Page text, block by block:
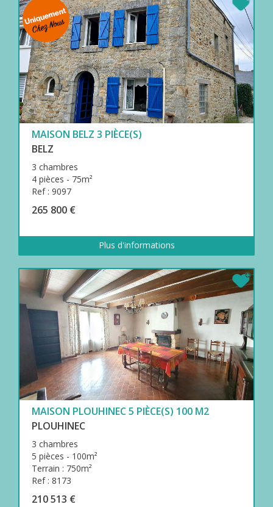
MAISON BELZ 3 PIÈCE(S)
BELZ
3 chambres
4 pièces - 75m²
Ref : 9097
265 800 €
Plus d'informations
MAISON PLOUHINEC 5 PIÈCE(S) 100 M2
PLOUHINEC
3 chambres
5 pièces - 100m²
Terrain : 750m²
Ref : 8173
210 513 €